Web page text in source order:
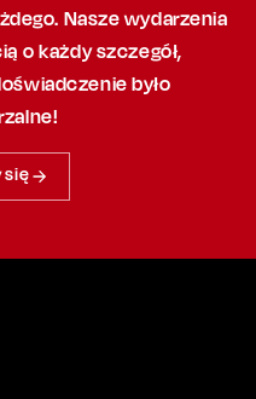
Nasze wydarzenia
o każdy szczegół,
było
się